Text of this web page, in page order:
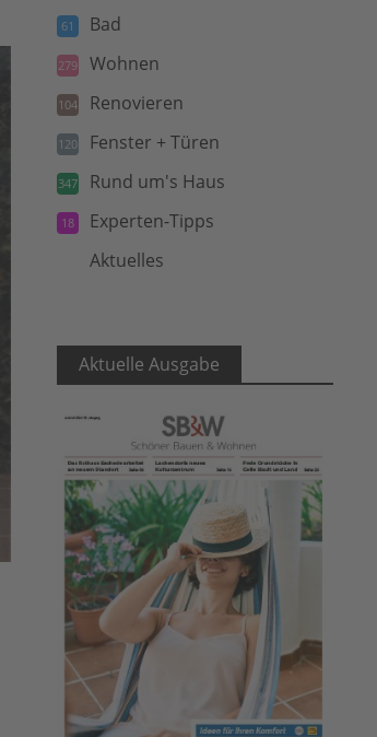
61 Bad
279 Wohnen
104 Renovieren
120 Fenster + Türen
347 Rund um's Haus
18 Experten-Tipps
Aktuelles
Aktuelle Ausgabe